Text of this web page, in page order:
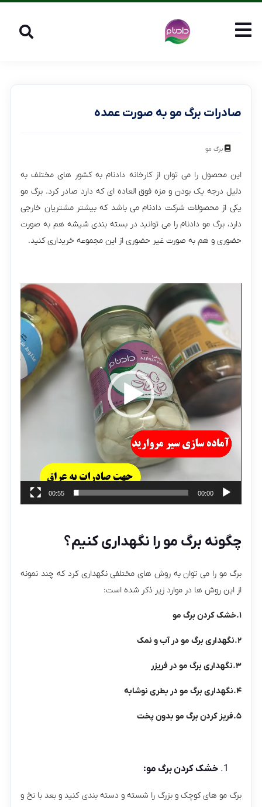
صادرات برگ مو به صورت عمده
برگ مو
این محصول را می توان از کارخانه دادنام به کشور های مختلف به
دلیل درجه یک بودن و مزه فوق العاده ای که دارد صادر کرد. برگ مو
یکی از محصولات شرکت دادنام می باشد که بیشتر مشتریان خارجی
دارد، برگ مو دادنام را می توانید در بسته بندی شیشه هم به صورت
حضوری و هم به صورت غیر حضوری از این مجموعه خریداری کنید.
نمایشگر
ویدیو
00:00
00:55
چگونه برگ مو را نگهداری کنیم؟
برگ مو را می توان به روش های مختلفی نگهداری کرد که چند نمونه
از این روش ها در موارد زیر ذکر شده است:
۱.خشک کردن برگ مو
۲.نگهداری برگ مو در آب و نمک
۳.نگهداری برگ مو در فریزر
۴.نگهداری برگ مو در بطری نوشابه
۵.فریز کردن برگ مو بدون پخت
خشک کردن برگ مو:
برگ مو های کوچک و بزرگ را شسته و دسته بندی کنید و بعد با نخ و